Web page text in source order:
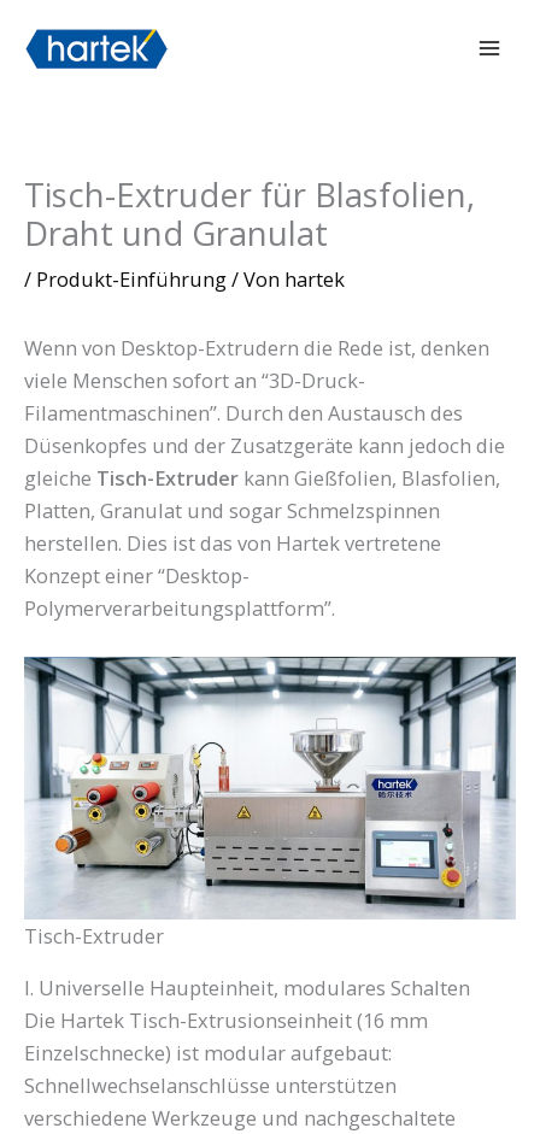
Inhalt
Tisch-Extruder für Blasfolien,
Draht und Granulat
/ Produkt-Einführung/ Von hartek
Wenn von Desktop-Extrudern die Rede ist, denken
viele Menschen sofort an “3D-Druck-
Filamentmaschinen”. Durch den Austausch des
Düsenkopfes und der Zusatzgeräte kann jedoch die
gleiche Tisch-Extruder kann Gießfolien, Blasfolien,
Platten, Granulat und sogar Schmelzspinnen
herstellen. Dies ist das von Hartek vertretene
Konzept einer “Desktop-
Polymerverarbeitungsplattform”.
Tisch-Extruder
I. Universelle Haupteinheit, modulares Schalten
Die Hartek Tisch-Extrusionseinheit (16 mm
Einzelschnecke) ist modular aufgebaut:
Schnellwechselanschlüsse unterstützen
verschiedene Werkzeuge und nachgeschaltete